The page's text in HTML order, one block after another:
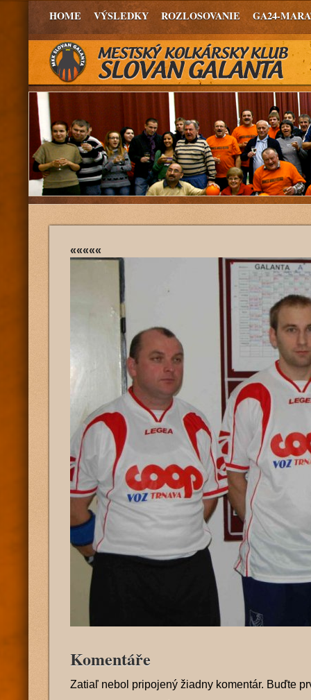
HOME VÝSLEDKY ROZLOSOVANIE GA24-
«««««
Komentáře
Zatiaľ nebol pripojený žiadny komentár. Buďte